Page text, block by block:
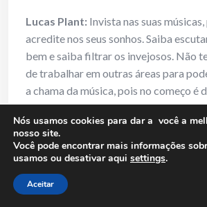
Lucas Plant: Invista nas suas
acredite nos seus sonhos. Saiba
bem e saiba filtrar os invejosos. Não
de trabalhar em outras áreas para
a chama da música, pois no começo é
dinheiro com a música, até que vai
até que você não precise mais
coisa que não seja a música. Quando
momento, aproveite, e não deixe mais
23) RM: Como você analisa a
Nós usamos cookies para dar a você a
nosso site.
Você pode encontrar mais informações
usamos ou desativar aqui settings.
Aceitar